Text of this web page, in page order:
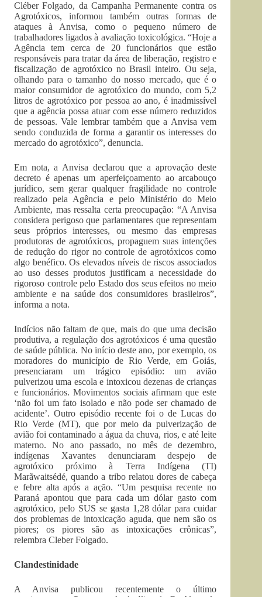
Cléber Folgado, da Campanha Permanente contra os
Agrotóxicos, informou também outras formas de
ataques à Anvisa, como o pequeno número de
trabalhadores ligados à avaliação toxicológica. “Hoje a
Agência tem cerca de 20 funcionários que estão
responsáveis para tratar da área de liberação, registro e
fiscalização de agrotóxico no Brasil inteiro. Ou seja,
olhando para o tamanho do nosso mercado, que é o
maior consumidor de agrotóxico do mundo, com 5,2
litros de agrotóxico por pessoa ao ano, é inadmissível
que a agência possa atuar com esse número reduzidos
de pessoas. Vale lembrar também que a Anvisa vem
sendo conduzida de forma a garantir os interesses do
mercado do agrotóxico”, denuncia.
Em nota, a Anvisa declarou que a aprovação deste
decreto é apenas um aperfeiçoamento ao arcabouço
jurídico, sem gerar qualquer fragilidade no controle
realizado pela Agência e pelo Ministério do Meio
Ambiente, mas ressalta certa preocupação: “A Anvisa
considera perigoso que parlamentares que representam
seus próprios interesses, ou mesmo das empresas
produtoras de agrotóxicos, propaguem suas intenções
de redução do rigor no controle de agrotóxicos como
algo benéfico. Os elevados níveis de riscos associados
ao uso desses produtos justificam a necessidade do
rigoroso controle pelo Estado dos seus efeitos no meio
ambiente e na saúde dos consumidores brasileiros”,
informa a nota.
Indícios não faltam de que, mais do que uma decisão
produtiva, a regulação dos agrotóxicos é uma questão
de saúde pública. No início deste ano, por exemplo, os
moradores do município de Rio Verde, em Goiás,
presenciaram um trágico episódio: um avião
pulverizou uma escola e intoxicou dezenas de crianças
e funcionários. Movimentos sociais afirmam que este
‘não foi um fato isolado e não pode ser chamado de
acidente’. Outro episódio recente foi o de Lucas do
Rio Verde (MT), que por meio da pulverização de
avião foi contaminado a água da chuva, rios, e até leite
materno. No ano passado, no mês de dezembro,
indígenas Xavantes denunciaram despejo de
agrotóxico próximo à Terra Indígena (TI)
Marãwaitsédé, quando a tribo relatou dores de cabeça
e febre alta após a ação. “Um pesquisa recente no
Paraná apontou que para cada um dólar gasto com
agrotóxico, pelo SUS se gasta 1,28 dólar para cuidar
dos problemas de intoxicação aguda, que nem são os
piores; os piores são as intoxicações crônicas”,
relembra Cleber Folgado.
Clandestinidade
A Anvisa publicou recentemente o último